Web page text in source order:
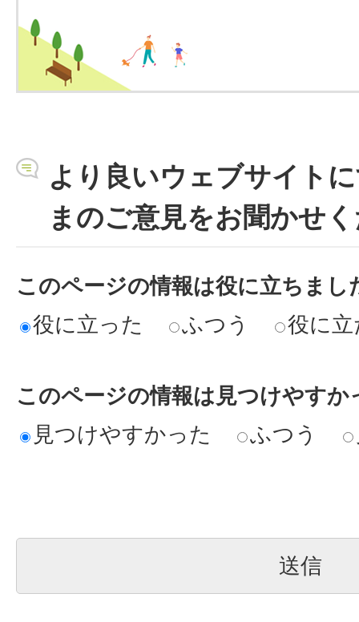
より良いウェブサイト
まのご意見をお聞かせ
このページの情報は役に立ちまし
役に立った
ふつう 役に
このページの情報は見つけやすか
見つけやすかった
ふつう